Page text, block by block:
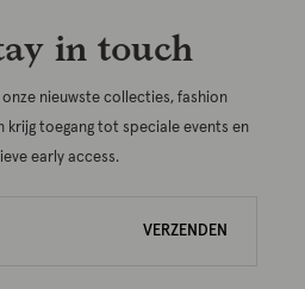
in touch
nieuwste collecties, fashion
krijg toegang tot speciale events en
early access.
VERZENDEN